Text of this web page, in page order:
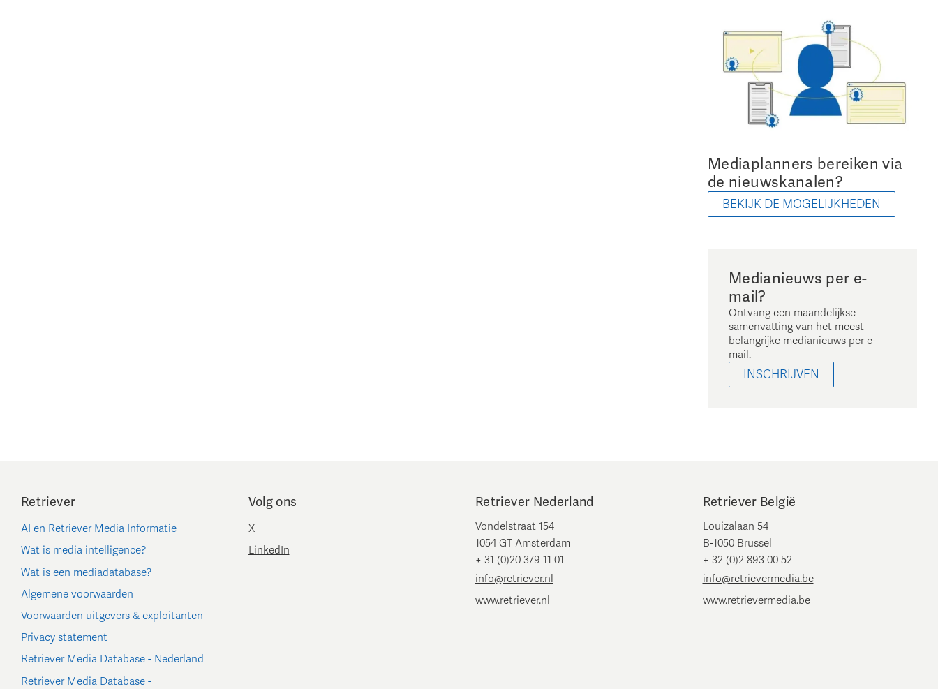
Mediaplanners bereiken via
de nieuwskanalen?
BEKIJK DE MOGELIJKHEDEN
Medianieuws per e-
mail?
Ontvang een maandelijkse
samenvatting van het meest
belangrijke medianieuws per e-
mail.
INSCHRIJVEN
Retriever
AI en Retriever Media Informatie
Wat is media intelligence?
Wat is een mediadatabase?
Algemene voorwaarden
Voorwaarden uitgevers & exploitanten
Privacy statement
Retriever Media Database - Nederland
Retriever Media Database -
Volg ons
X
LinkedIn
Retriever Nederland
Vondelstraat 154
1054 GT Amsterdam
+ 31 (0)20 379 11 01
info@retriever.nl
www.retriever.nl
Retriever België
Louizalaan 54
B-1050 Brussel
+ 32 (0)2 893 00 52
info@retrievermedia.be
www.retrievermedia.be